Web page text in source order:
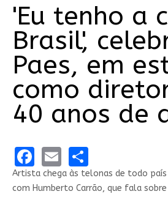
'Eu tenho a
Brasil',
Paes, em
como
40 anos de
Facebook
EmailShare
Artista chega às telonas de todo país
com Humberto Carrão, que fala